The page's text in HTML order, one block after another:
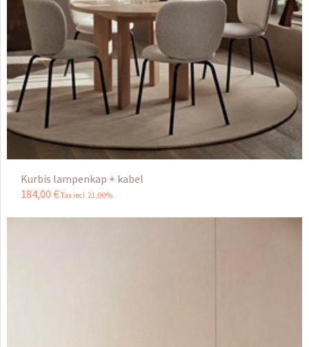
Kurbis lampenkap + kabel
184,00 € Tax incl 21,00%